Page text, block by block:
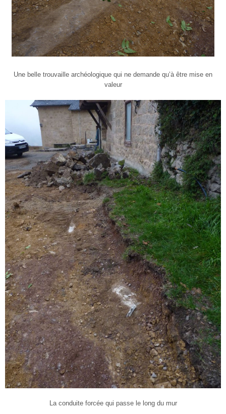
Une belle trouvaille archéologique qui ne demande qu’à être mise en
valeur
La conduite forcée qui passe le long du mur